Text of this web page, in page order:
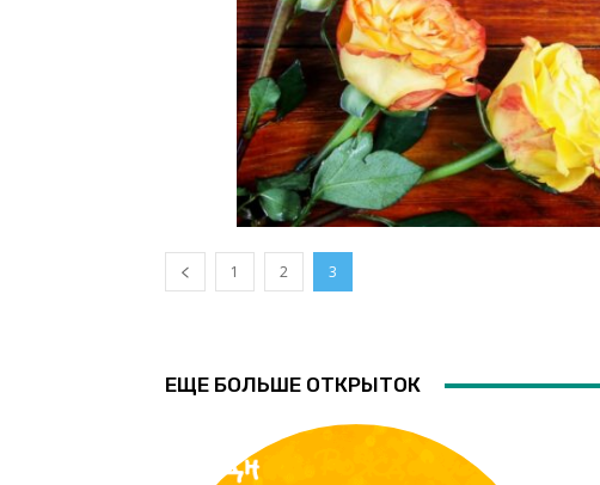
1 2 3
ЕЩЕ БОЛЬШЕ ОТКРЫТОК